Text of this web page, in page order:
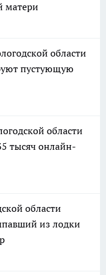
матери
области
пустующую
области
тысяч онлайн-
области
из лодки